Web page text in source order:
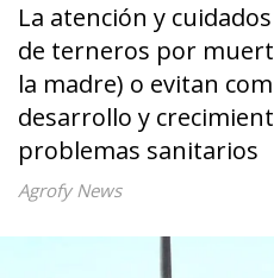
La atención y
de terneros por
la madre) o evitan
desarrollo y
problemas sanitarios
Agrofy News